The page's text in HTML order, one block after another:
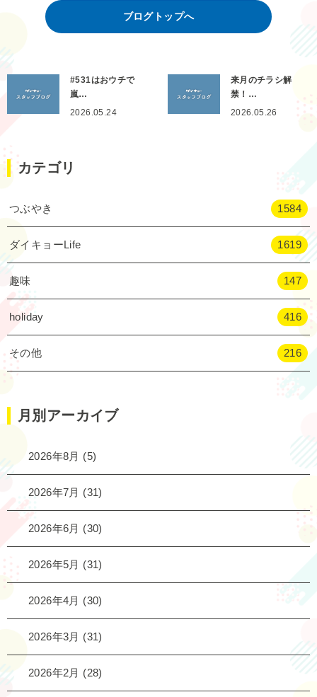
ブログトップへ
#531はおウチで
嵐…
2026.05.24
来月のチラシ解
禁！…
2026.05.26
カテゴリ
つぶやき 1584
ダイキョーLife 1619
趣味 147
holiday 416
その他 216
月別アーカイブ
2026年8月 (5)
2026年7月 (31)
2026年6月 (30)
2026年5月 (31)
2026年4月 (30)
2026年3月 (31)
2026年2月 (28)